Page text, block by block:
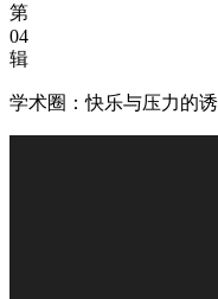
第
04
辑
学术圈：快乐与压力的